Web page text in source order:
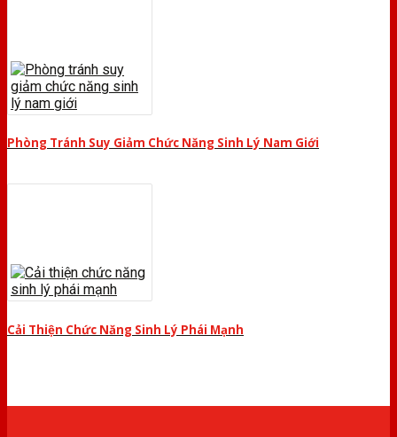
Phòng Tránh Suy Giảm Chức Năng Sinh Lý Nam Giới
Cải Thiện Chức Năng Sinh Lý Phái Mạnh